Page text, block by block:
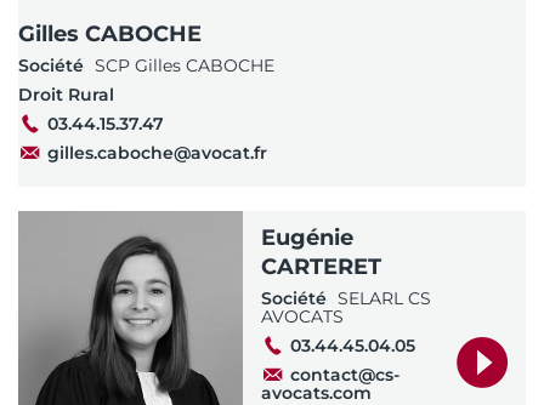
Gilles CABOCHE
Société SCP Gilles CABOCHE
Droit Rural
03.44.15.37.47
gilles.caboche@avocat.fr
Eugénie
CARTERET
Société SELARL CS
AVOCATS
03.44.45.04.05
contact@cs-
avocats.com